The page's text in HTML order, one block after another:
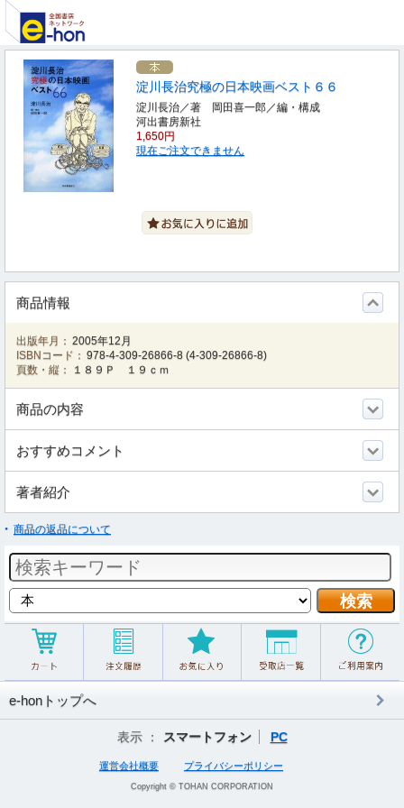
淀川長治究極の日本映画ベスト６６
淀川長治／著 岡田喜一郎／編・構成
河出書房新社
1,650円
現在ご注文できません
商品情報
出版年月： 2005年12月
ISBNコード： 978-4-309-26866-8 (4-309-26866-8)
頁数・縦：
１８９Ｐ １９ｃｍ
商品の内容
おすすめコメント
著者紹介
商品の返品について
e-honトップへ
表示 ： スマートフォン PC
運営会社概要 プライバシーポリシー
Copyright © TOHAN CORPORATION